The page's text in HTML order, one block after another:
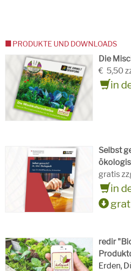
PRODUKTE UND DOWNLOADS
Die
€ 5,50
in
Selbst
gratis
in
redir
Erden,